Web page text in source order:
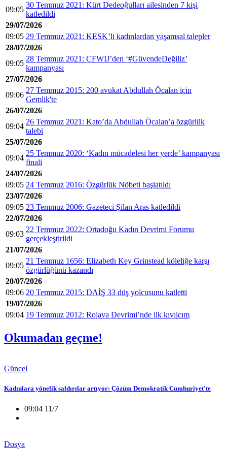
09:05
30 Temmuz 2021: Kürt Dedeoğulları ailesinden 7 kişi
katledildi
29/07/2026
09:05 29 Temmuz 2021: KESK’li kadınlardan yaşamsal talepler
28/07/2026
09:05
28 Temmuz 2021: CFWIJ’den ‘#GüvendeDeğiliz’
kampanyası
27/07/2026
09:06
27 Temmuz 2015: 200 avukat Abdullah Öcalan için
Gemlik'te
26/07/2026
09:04
26 Temmuz 2021: Kato’da Abdullah Öcalan’a özgürlük
talebi
25/07/2026
09:04
25 Temmuz 2020: ‘Kadın mücadelesi her yerde’ kampanyası
finali
24/07/2026
09:05 24 Temmuz 2016: Özgürlük Nöbeti başlatıldı
23/07/2026
09:05 23 Temmuz 2006: Gazeteci Şilan Aras katledildi
22/07/2026
09:03
22 Temmuz 2022: Ortadoğu Kadın Devrimi Forumu
gerçekleştirildi
21/07/2026
09:05
21 Temmuz 1656: Elizabeth Key Grinstead köleliğe karşı
özgürlüğünü kazandı
20/07/2026
09:06 20 Temmuz 2015: DAİŞ 33 düş yolcusunu katletti
19/07/2026
09:04 19 Temmuz 2012: Rojava Devrimi’nde ilk kıvılcım
Okumadan geçme!
Güncel
Kadınlara yönelik saldırılar artıyor: Çözüm Demokratik Cumhuriyet'te
09:04 11/7
Dosya